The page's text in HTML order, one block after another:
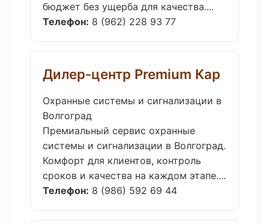
бюджет без ущерба для качества....
Телефон: 8 (962) 228 93 77
Дилер-центр Premium Кар
Охранные системы и сигнализации в
Волгоград
Премиальный сервис охранные
системы и сигнализации в Волгоград.
Комфорт для клиентов, контроль
сроков и качества на каждом этапе....
Телефон: 8 (986) 592 69 44